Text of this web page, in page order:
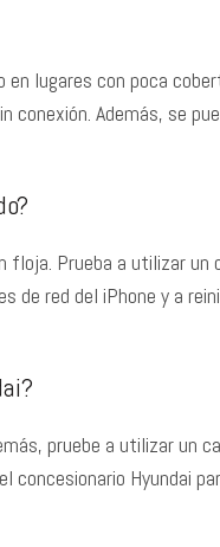
lugares con poca
Además, se
floja. Prueba a utilizar un
de red del iPhone y a
pruebe a utilizar un
concesionario Hyundai